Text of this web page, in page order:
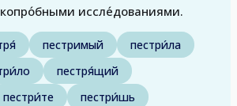
иссле́дованиями.
пестримый
пестри́ла
пестря́щий
пестри́те пестри́шь